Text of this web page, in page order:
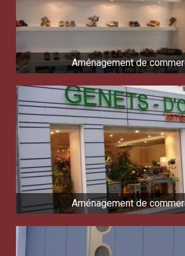
Aménagement de
Aménagement de